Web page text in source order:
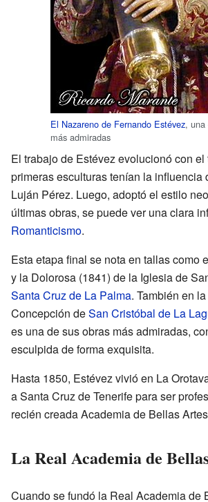
El Nazareno de Fernando Estévez, una
más admiradas
El trabajo de Estévez evolucionó con
primeras esculturas tenían la influencia
Luján Pérez. Luego, adoptó el estilo
últimas obras, se puede ver una clara
Romanticismo.
Esta etapa final se nota en tallas como
y la Dolorosa (1841) de la Iglesia de
Santa Cruz de La Palma. También en
Concepción deSan Cristóbal de La
es una de sus obras más admiradas,
esculpida de forma exquisita.
Hasta 1850, Estévez vivió en La
a Santa Cruz de Tenerife para ser
recién creada Academia de Bellas
La Real Academia de
Cuando se fundó la Real Academia de